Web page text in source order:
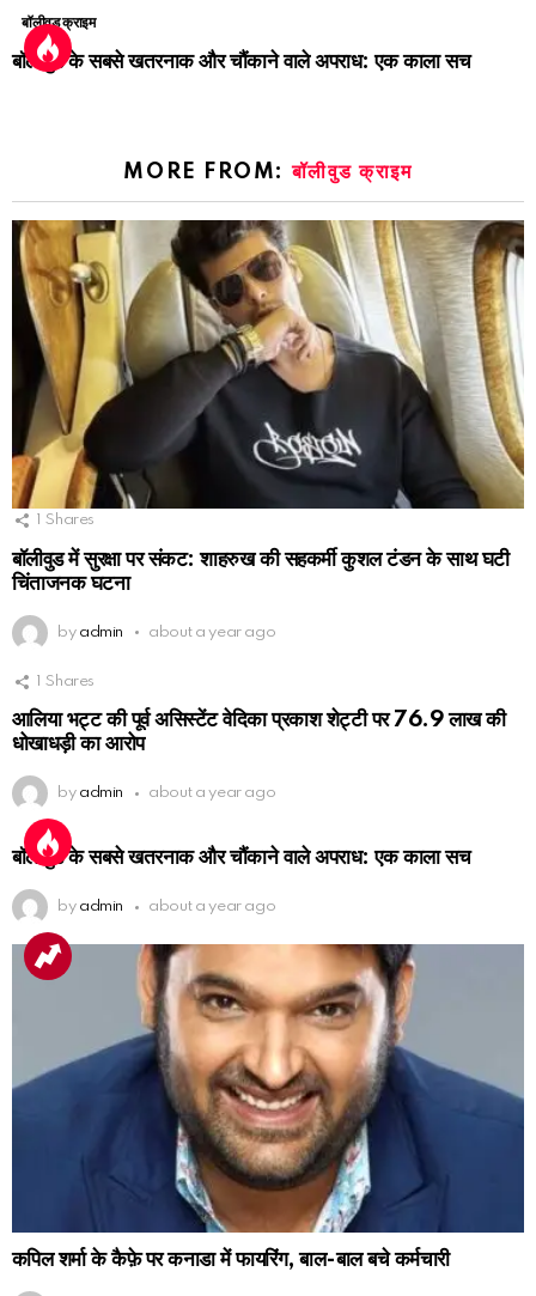
बॉलीवुड क्राइम
बॉलीवुड के सबसे खतरनाक और चौंकाने वाले अपराध: एक काला सच
MORE FROM:बॉलीवुड क्राइम
1 Shares
बॉलीवुड में सुरक्षा पर संकट: शाहरुख की सहकर्मी कुशल टंडन के साथ घटी
चिंताजनक घटना
by admin about a year ago
1 Shares
आलिया भट्ट की पूर्व असिस्टेंट वेदिका प्रकाश शेट्टी पर 76.9 लाख की
धोखाधड़ी का आरोप
by admin about a year ago
बॉलीवुड के सबसे खतरनाक और चौंकाने वाले अपराध: एक काला सच
by admin about a year ago
कपिल शर्मा के कैफ़े पर कनाडा में फायरिंग, बाल-बाल बचे कर्मचारी